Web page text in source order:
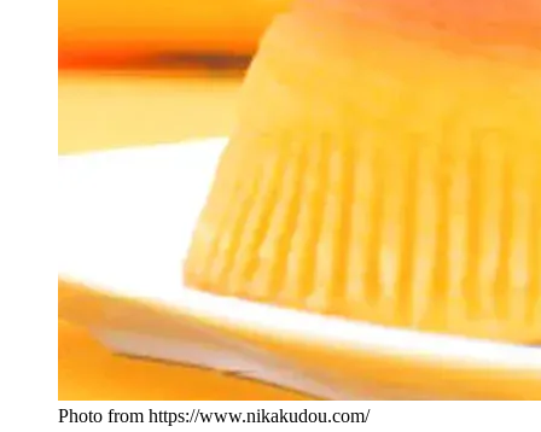
Photo from https://www.nikakudou.com/